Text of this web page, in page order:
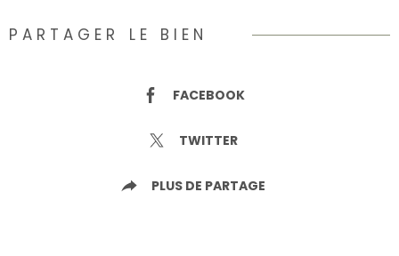
PARTAGER LE BIEN
FACEBOOK
TWITTER
PLUS DE PARTAGE